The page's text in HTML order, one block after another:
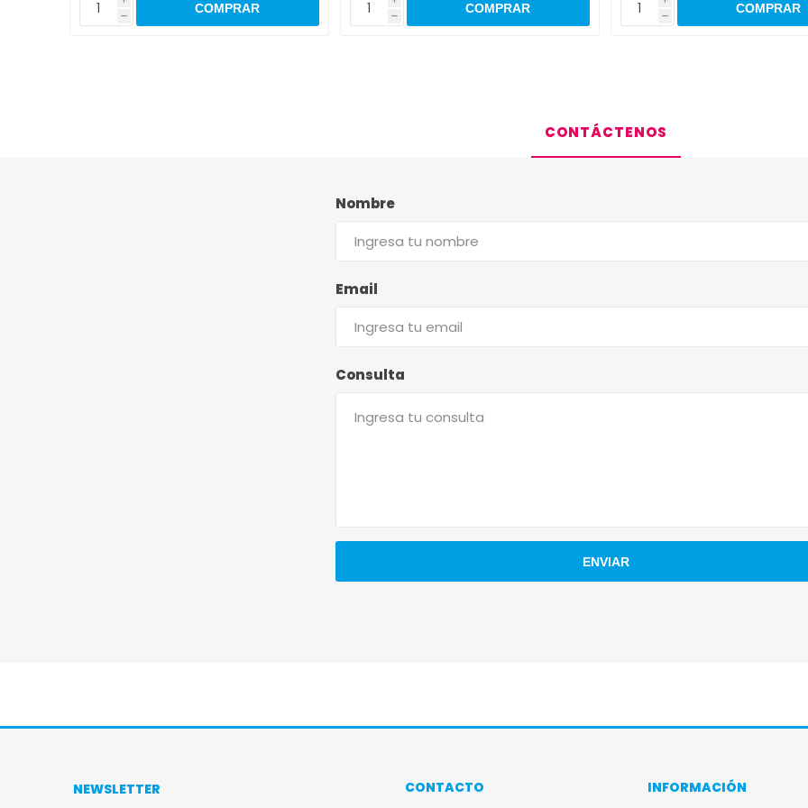
h h h
CONTÁCTENOS
Nombre
Email
Consulta
NEWSLETTER CONTACTO INFORMACIÓN